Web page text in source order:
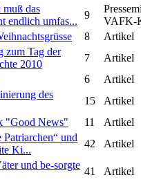
muß das
endlich umfas...
9
VAFK-
8 Artikel
zum Tag der
2010
7 Artikel
6 Artikel
des
15 Artikel
"Good News"
11 Artikel
Patriarchen“ und
Ki...
42 Artikel
und be-sorgte
41
Artikel